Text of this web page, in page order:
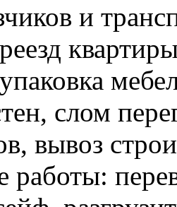
и
слом
вывоз
работы: